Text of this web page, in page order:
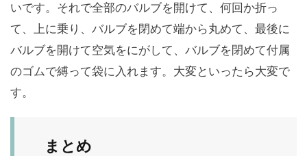
いです。それで全部のバルブを開けて、何回か折っ
て、上に乗り、バルブを閉めて端から丸めて、最後に
バルブを開けて空気をにがして、バルブを閉めて付属
のゴムで縛って袋に入れます。大変といったら大変で
す。
まとめ